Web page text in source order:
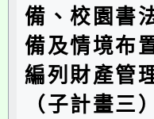
備、校園書
備及情境布
編列財產管
（子計畫三